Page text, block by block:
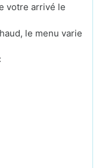
votre arrivé le
le menu varie